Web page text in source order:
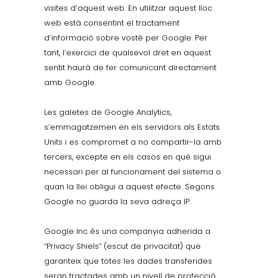
visites d’aquest web. En utilitzar aquest lloc
web està consentint el tractament
d’informació sobre vostè per Google. Per
tant, l’exercici de qualsevol dret en aquest
sentit haurà de fer comunicant directament
amb Google.
Les galetes de Google Analytics,
s’emmagatzemen en els servidors als Estats
Units i es compromet a no compartir-la amb
tercers, excepte en els casos en què sigui
necessari per al funcionament del sistema o
quan la llei obligui a aquest efecte. Segons
Google no guarda la seva adreça IP.
Google Inc és una companyia adherida a
“Privacy Shiels” (escut de privacitat) que
garanteix que totes les dades transferides